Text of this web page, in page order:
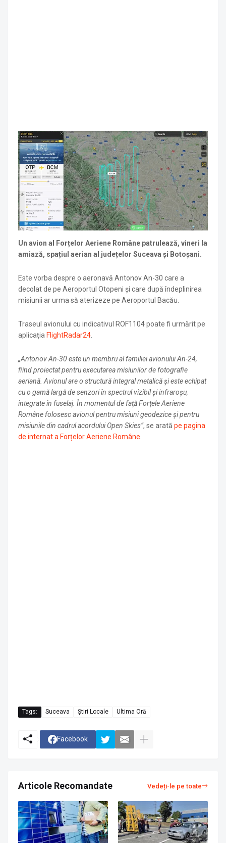
Un avion al Forțelor Aeriene Române patrulează, vineri la
amiază, spațiul aerian al județelor Suceava și Botoșani.
Este vorba despre o aeronavă Antonov An-30 care a
decolat de pe Aeroportul Otopeni și care după îndeplinirea
misiunii ar urma să aterizeze pe Aeroportul Bacău.
Traseul avionului cu indicativul ROF1104 poate fi urmărit pe
aplicația FlightRadar24
„Antonov An-30 este un membru al familiei avionului An-24,
fiind proiectat pentru executarea misiunilor de fotografie
aeriană. Avionul are o structură integral metalică şi este echipat
cu o gamă largă de senzori în spectrul vizibil şi infraroşu,
integrate în fuselaj. În momentul de faţă Forţele Aeriene
Române folosesc avionul pentru misiuni geodezice şi pentru
misiunile din cadrul acordului Open Skies”, se arată pe pagina
de internat a Forțelor Aeriene Române
Tags: Suceava Știri Locale Ultima Oră
Facebook
Articole Recomandate Vedeți-le pe toate